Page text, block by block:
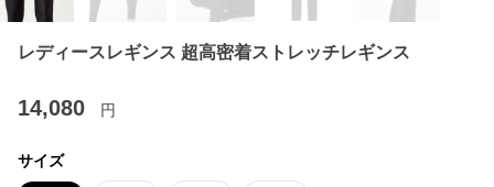
レディースレギンス 超高密着ストレッチレギンス
14,080 円
サイズ